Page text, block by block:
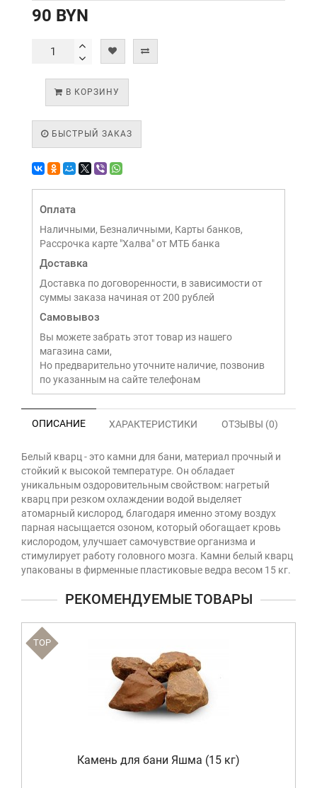
90 BYN
В КОРЗИНУ
БЫСТРЫЙ ЗАКАЗ
Оплата
Наличными, Безналичными, Карты банков,
Рассрочка карте "Халва" от МТБ банка
Доставка
Доставка по договоренности, в зависимости от
суммы заказа начиная от 200 рублей
Самовывоз
Вы можете забрать этот товар из нашего
магазина сами,
Но предварительно уточните наличие, позвонив
по указанным на сайте телефонам
ОПИСАНИЕ ХАРАКТЕРИСТИКИ ОТЗЫВЫ (0)
Белый кварц - это камни для бани, материал прочный и
стойкий к высокой температуре. Он обладает
уникальным оздоровительным свойством: нагретый
кварц при резком охлаждении водой выделяет
атомарный кислород, благодаря именно этому воздух
парная насыщается озоном, который обогащает кровь
кислородом, улучшает самочувствие организма и
стимулирует работу головного мозга. Камни белый кварц
упакованы в фирменные пластиковые ведра весом 15 кг.
РЕКОМЕНДУЕМЫЕ ТОВАРЫ
TOP
Камень для бани Яшма (15 кг)